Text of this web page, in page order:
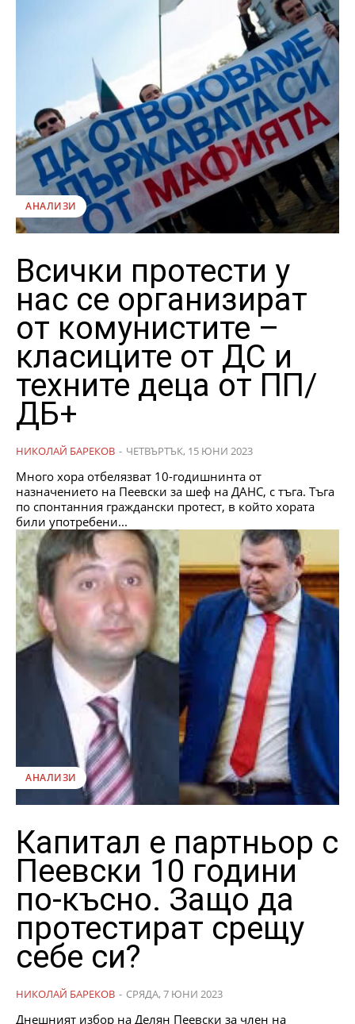
АНАЛИЗИ
Всички протести у
нас се организират
от комунистите –
класиците от ДС и
техните деца от ПП/
ДБ+
НИКОЛАЙ БАРЕКОВ - ЧЕТВЪРТЪК, 15 ЮНИ 2023
Много хора отбелязват 10-годишнинта от
назначението на Пеевски за шеф на ДАНС, с тъга. Тъга
по спонтанния граждански протест, в който хората
били употребени...
АНАЛИЗИ
Капитал е партньор с
Пеевски 10 години
по-късно. Защо да
протестират срещу
себе си?
НИКОЛАЙ БАРЕКОВ - СРЯДА, 7 ЮНИ 2023
Днешният избор на Делян Пеевски за член на